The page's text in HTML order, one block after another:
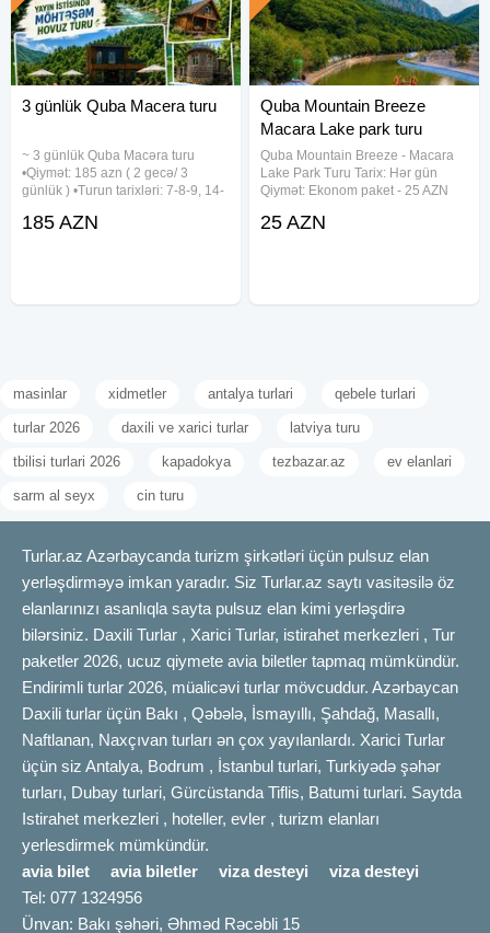
3 günlük Quba Macera turu
~ 3 günlük Quba Macəra turu
•Qiymət: 185 azn ( 2 gecə/ 3
günlük ) •Turun tarixləri: 7-8-9, 14-
✓Gəziləcək yerlər: - Təngaltı -
185 AZN
Quba Mountain Breeze
Macara Lake park turu
Quba Mountain Breeze - Macara
Lake Park Turu Tarix: Hər gün
Qiymət: Ekonom paket - 25 AZN
daxildir: • Nəqliyyat xidməti •
25 AZN
masinlar xidmetler antalya turlari qebele turlari
turlar 2026 daxili ve xarici turlar latviya turu
tbilisi turlari 2026 kapadokya tezbazar.az ev elanlari
sarm al seyx cin turu
Turlar.az Azərbaycanda turizm şirkətləri üçün pulsuz elan
yerləşdirməyə imkan yaradır. Siz Turlar.az saytı vasitəsilə öz
elanlarınızı asanlıqla sayta pulsuz elan kimi yerləşdirə
bilərsiniz. Daxili Turlar , Xarici Turlar, istirahet merkezleri , Tur
paketler 2026, ucuz qiymete avia biletler tapmaq mümkündür.
Endirimli turlar 2026, müalicəvi turlar mövcuddur. Azərbaycan
Daxili turlar üçün Bakı , Qəbələ, İsmayıllı, Şahdağ, Masallı,
Naftlanan, Naxçıvan turları ən çox yayılanlardı. Xarici Turlar
üçün siz Antalya, Bodrum , İstanbul turlari, Turkiyədə şəhər
turları, Dubay turlari, Gürcüstanda Tiflis, Batumi turlari. Saytda
Istirahet merkezleri , hoteller, evler , turizm elanları
yerlesdirmek mümkündür.
avia bilet
avia biletler viza desteyi
viza desteyi
Tel: 077 1324956
Ünvan: Bakı şəhəri, Əhməd Rəcəbli 15